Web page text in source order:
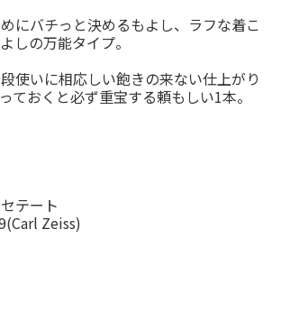
にバチっと決めるもよし、ラフな着こ
しの万能タイプ。
使いに相応しい飽きの来ない仕上がり
ておくと必ず重宝する頼もしい1本。
テート
Zeiss)